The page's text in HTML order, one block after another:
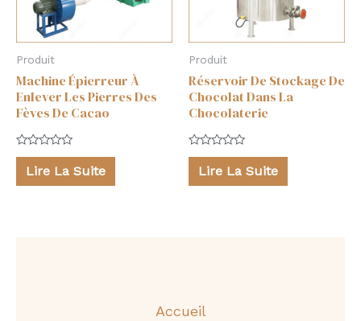
Produit
Machine Épierreur À
Enlever Les Pierres Des
Fèves De Cacao
Note
sur
5
Lire La Suite
Produit
Réservoir De Stockage De
Chocolat Dans La
Chocolaterie
Note
sur
5
Lire La Suite
Accueil